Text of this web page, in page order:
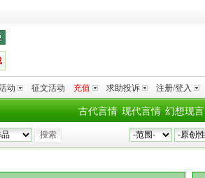
动 征文活动 充值 求助投诉 注册/登入
幻想现言
现代言情
古代言情